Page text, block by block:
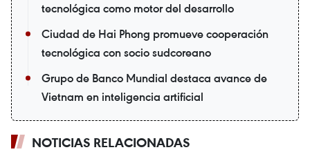
tecnológica como motor del desarrollo
Ciudad de Hai Phong promueve cooperación
tecnológica con socio sudcoreano
Grupo de Banco Mundial destaca avance de
Vietnam en inteligencia artificial
NOTICIAS RELACIONADAS